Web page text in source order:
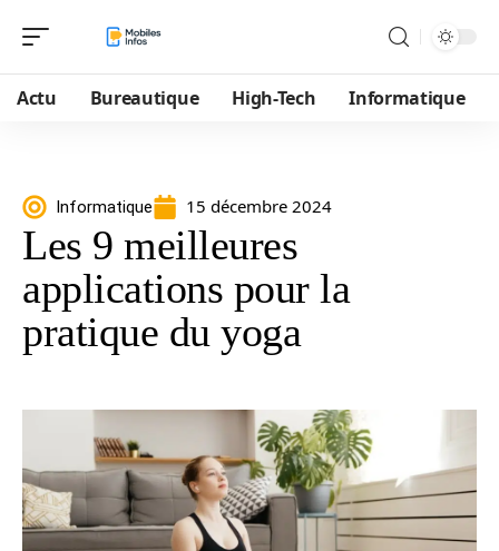
Actu Bureautique High-Tech Informatique
Informatique 15 décembre 2024
Les 9 meilleures
applications pour la
pratique du yoga